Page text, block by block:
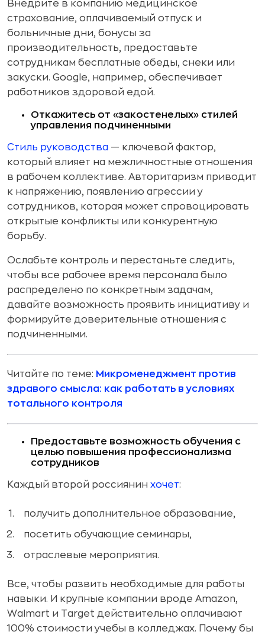
Внедрите в компанию медицинское
страхование, оплачиваемый отпуск и
больничные дни, бонусы за
производительность, предоставьте
сотрудникам бесплатные обеды, снеки или
закуски. Google, например, обеспечивает
работников здоровой едой.
Откажитесь от «закостенелых» стилей
управления подчиненными
Стиль руководства — ключевой фактор,
который влияет на межличностные отношения
в рабочем коллективе. Авторитаризм приводит
к напряжению, появлению агрессии у
сотрудников, которая может спровоцировать
открытые конфликты или конкурентную
борьбу.
Ослабьте контроль и перестаньте следить,
чтобы все рабочее время персонала было
распределено по конкретным задачам,
давайте возможность проявить инициативу и
формируйте доверительные отношения с
подчиненными.
Читайте по теме: Микроменеджмент против
здравого смысла: как работать в условиях
тотального контроля
Предоставьте возможность обучения с
целью повышения профессионализма
сотрудников
Каждый второй россиянин хочет:
получить дополнительное образование,
посетить обучающие семинары,
отраслевые мероприятия.
Все, чтобы развить необходимые для работы
навыки. И крупные компании вроде Amazon,
Walmart и Target действительно оплачивают
100% стоимости учебы в колледжах. Почему бы